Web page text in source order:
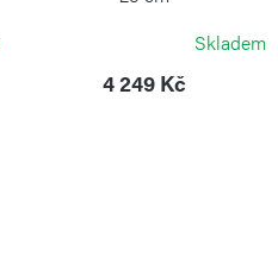
Skladem
4 249 Kč